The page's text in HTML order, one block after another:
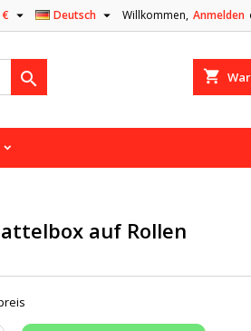
Willkommen, Anmelden
Deutsch 
€ 
shopping_cart

auf Rollen